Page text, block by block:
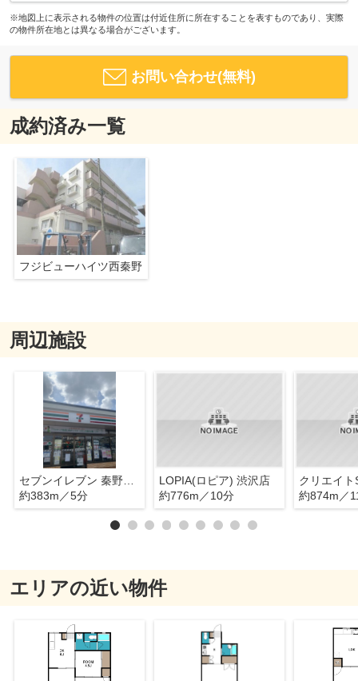
※地図上に表示される物件の位置は付近住所に所在することを表すものであり、実際
の物件所在地とは異なる場合がございます。
お問い合わせ(無料)
成約済み一覧
フジビューハイツ西秦野
周辺施設
セブンイレブン 秦野渋沢2丁目店
約383m／5分
LOPIA(ロピア) 渋沢店
約776m／10分
約874m／
エリアの近い物件